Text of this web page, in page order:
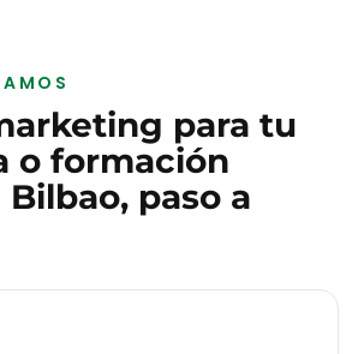
para tu
o formación
Bilbao, paso a